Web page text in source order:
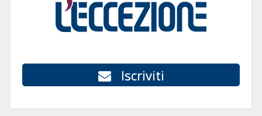
Iscriviti